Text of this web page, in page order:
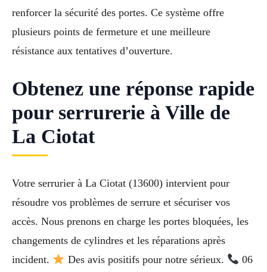
renforcer la sécurité des portes. Ce système offre
plusieurs points de fermeture et une meilleure
résistance aux tentatives d’ouverture.
Obtenez une réponse rapide
pour serrurerie à Ville de
La Ciotat
Votre serrurier à La Ciotat (13600) intervient pour
résoudre vos problèmes de serrure et sécuriser vos
accès. Nous prenons en charge les portes bloquées, les
changements de cylindres et les réparations après
incident.
Des avis positifs pour notre sérieux.
06